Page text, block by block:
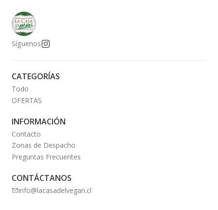
Síguenos
CATEGORÍAS
Todo
OFERTAS
INFORMACIÓN
Contacto
Zonas de Despacho
Preguntas Frecuentes
CONTÁCTANOS
info@lacasadelvegan.cl